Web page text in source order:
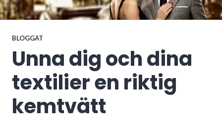
BLOGGAT
Unna dig och dina
textilier en riktig
kemtvätt